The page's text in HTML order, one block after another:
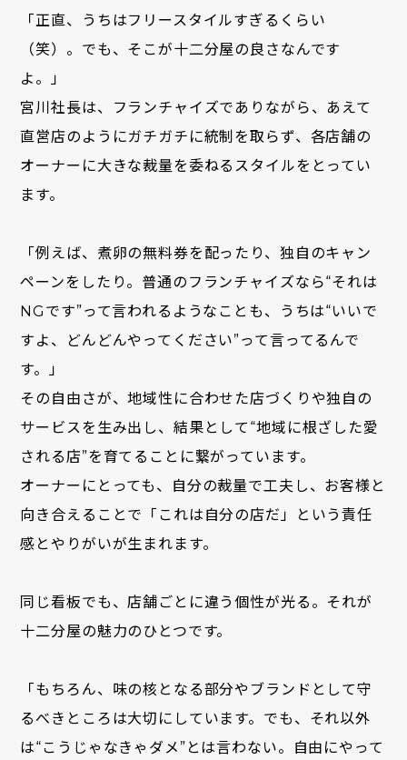
「正直、うちはフリースタイルすぎるくらい
（笑）。でも、そこが十二分屋の良さなんです
よ。」
宮川社長は、フランチャイズでありながら、あえて
直営店のようにガチガチに統制を取らず、各店舗の
オーナーに大きな裁量を委ねるスタイルをとってい
ます。
「例えば、煮卵の無料券を配ったり、独自のキャン
ペーンをしたり。普通のフランチャイズなら“それは
NGです”って言われるようなことも、うちは“いいで
すよ、どんどんやってください”って言ってるんで
す。」
その自由さが、地域性に合わせた店づくりや独自の
サービスを生み出し、結果として“地域に根ざした愛
される店”を育てることに繋がっています。
オーナーにとっても、自分の裁量で工夫し、お客様と
向き合えることで「これは自分の店だ」という責任
感とやりがいが生まれます。
同じ看板でも、店舗ごとに違う個性が光る。それが
十二分屋の魅力のひとつです。
「もちろん、味の核となる部分やブランドとして守
るべきところは大切にしています。でも、それ以外
は“こうじゃなきゃダメ”とは言わない。自由にやって